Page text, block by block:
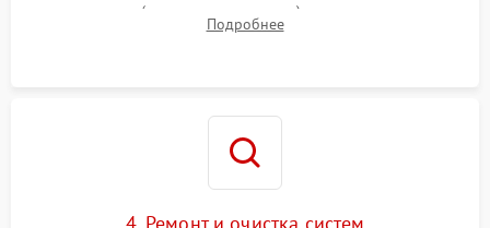
прессостата (датчика уровня воды), датчика мутности,
концевика дверцы и электронного модуля управления.
Подробнее